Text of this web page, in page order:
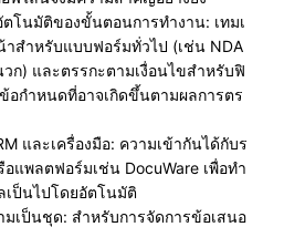
ตโนมัติของขั้นตอนการทำงาน: เทมเ
าสำหรับแบบฟอร์มทั่วไป (เช่น NDA
ก) และตรรกะตามเงื่อนไขสำหรับฟิ
อกำหนดที่อาจเกิดขึ้นตามผลการตร
และเครื่องมือ: ความเข้ากันได้กับร
อแพลตฟอร์มเช่น DocuWare เพื่อทำ
เป็นไปโดยอัตโนมัติ
มเป็นชุด: สำหรับการจัดการข้อเสนอ